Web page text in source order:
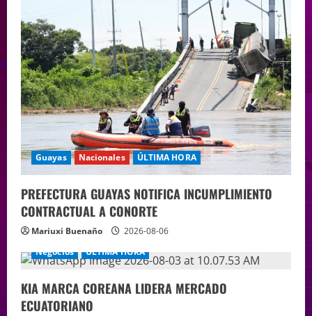
Guayas Nacionales ÚLTIMA HORA
PREFECTURA GUAYAS NOTIFICA INCUMPLIMIENTO
CONTRACTUAL A CONORTE
Mariuxi Buenaño
2026-08-06
Negocios
ÚLTIMA HORA
KIA MARCA COREANA LIDERA MERCADO
ECUATORIANO